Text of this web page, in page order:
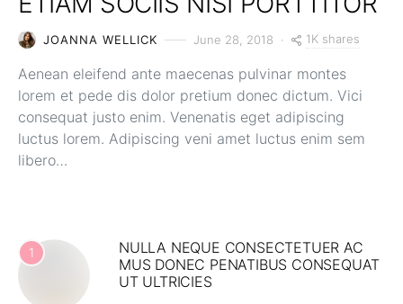
JOANNA WELLICK June 28, 2018 1K shares
Aenean eleifend ante maecenas pulvinar montes
lorem et pede dis dolor pretium donec dictum. Vici
consequat justo enim. Venenatis eget adipiscing
luctus lorem. Adipiscing veni amet luctus enim sem
libero…
1
NULLA NEQUE CONSECTETUER AC
MUS DONEC PENATIBUS CONSEQUAT
UT ULTRICIES